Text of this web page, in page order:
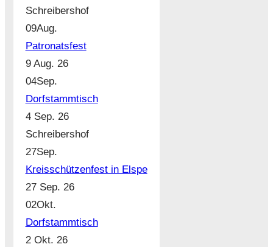
Schreibershof
09Aug.
Patronatsfest
9 Aug. 26
04Sep.
Dorfstammtisch
4 Sep. 26
Schreibershof
27Sep.
Kreisschützenfest in Elspe
27 Sep. 26
02Okt.
Dorfstammtisch
2 Okt. 26